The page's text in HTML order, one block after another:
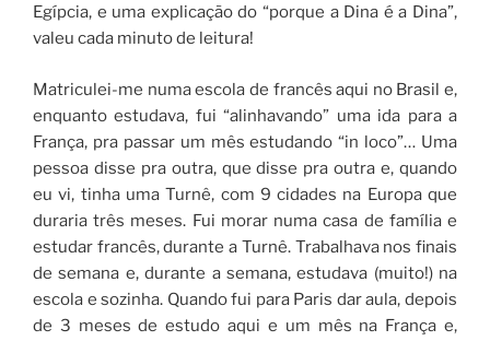
Egípcia, e uma explicação do “porque a Dina é a Dina”,
valeu cada minuto de leitura!
Matriculei-me numa escola de francês aqui no Brasil e,
enquanto estudava, fui “alinhavando” uma ida para a
França, pra passar um mês estudando “in loco”… Uma
pessoa disse pra outra, que disse pra outra e, quando
eu vi, tinha uma Turnê, com 9 cidades na Europa que
duraria três meses. Fui morar numa casa de família e
estudar francês, durante a Turnê. Trabalhava nos finais
de semana e, durante a semana, estudava (muito!) na
escola e sozinha. Quando fui para Paris dar aula, depois
de 3 meses de estudo aqui e um mês na França e,